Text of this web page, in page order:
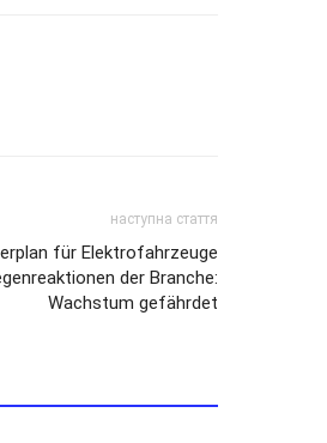
наступна стаття
für Elektrofahrzeuge
der Branche:
Wachstum gefährdet